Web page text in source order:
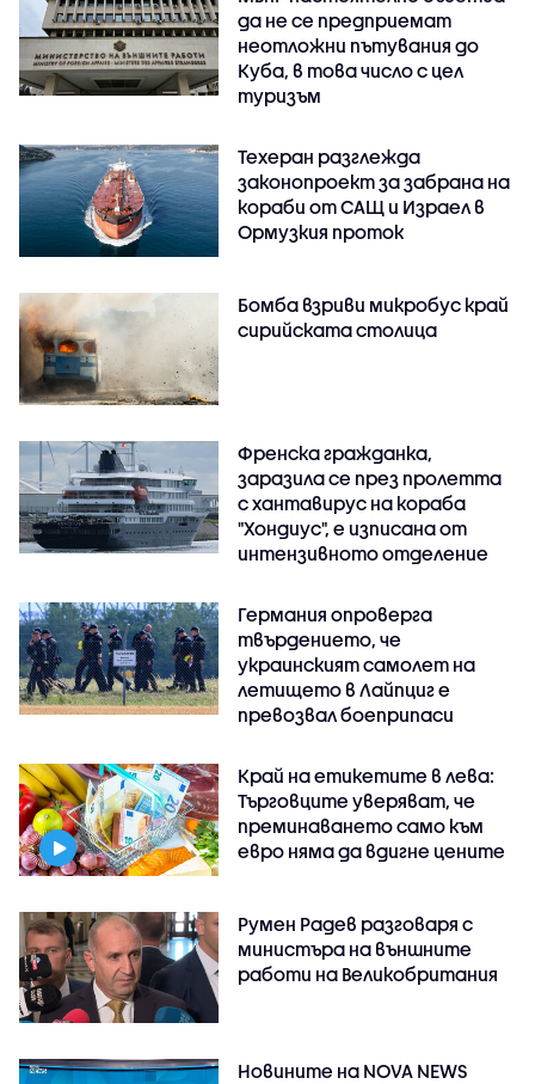
да не се предприемат
неотложни пътувания до
Куба, в това число с цел
туризъм
Техеран разглежда
законопроект за забрана на
кораби от САЩ и Израел в
Ормузкия проток
Бомба взриви микробус край
сирийската столица
Френска гражданка,
заразила се през пролетта
с хантавирус на кораба
"Хондиус", е изписана от
интензивното отделение
Германия опроверга
твърдението, че
украинският самолет на
летището в Лайпциг е
превозвал боеприпаси
Край на етикетите в лева:
Търговците уверяват, че
преминаването само към
евро няма да вдигне цените
Румен Радев разговаря с
министъра на външните
работи на Великобритания
Новините на NOVA NEWS